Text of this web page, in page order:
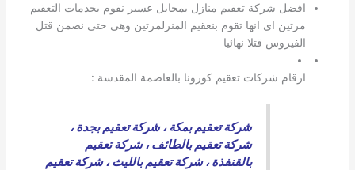
افضل شركة تعقيم منازل بمحايل عسير نقوم بخدمات التعقيم
مرتين اى انها تقوم بنعقيم المنزلمرتين وهى حتى نضمن قتل
الفيروس قتلا نهائيا
ارقام شركات تعقيم كورونا بالعاصمة المقدسة :
شركة تعقيم بمكة،شركة تعقيم بجدة،
شركة تعقيم بالطائف،شركة تعقيم
بالقنفذة،شركة تعقيم بالليث،شركة تعقيم